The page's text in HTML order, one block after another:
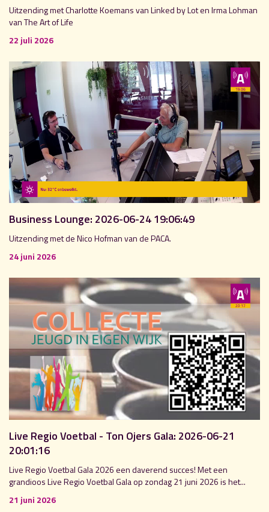
Uitzending met Charlotte Koemans van Linked by Lot en Irma Lohman
van The Art of Life
22 juli 2026
Business Lounge: 2026-06-24 19:06:49
Uitzending met de Nico Hofman van de PACA.
24 juni 2026
Live Regio Voetbal - Ton Ojers Gala: 2026-06-21
20:01:16
Live Regio Voetbal Gala 2026 een daverend succes! Met een
grandioos Live Regio Voetbal Gala op zondag 21 juni 2026 is het...
21 juni 2026